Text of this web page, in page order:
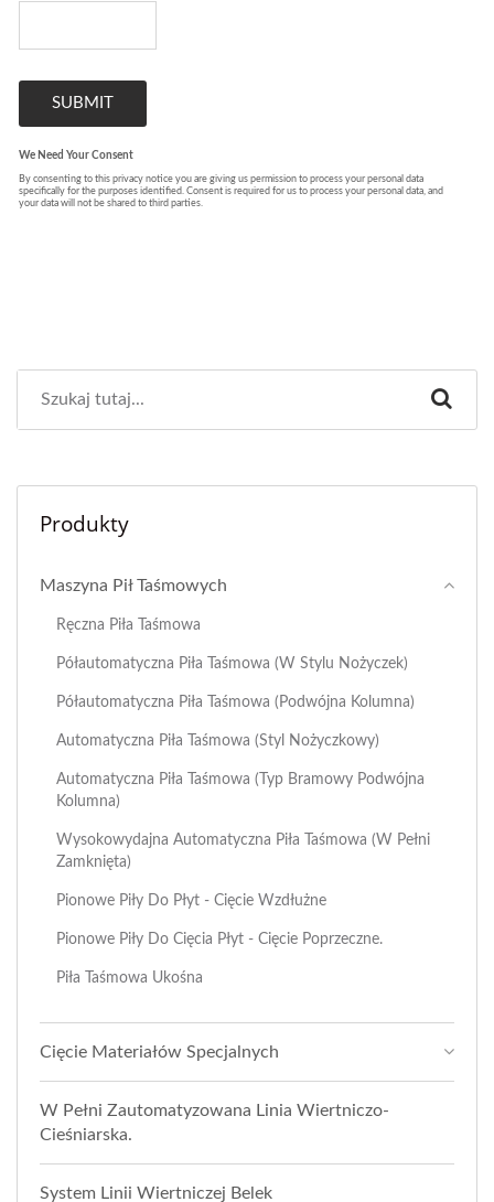
Produkty
Maszyna Pił Taśmowych
Ręczna Piła Taśmowa
Półautomatyczna Piła Taśmowa (w Stylu Nożyczek)
Półautomatyczna Piła Taśmowa (podwójna Kolumna)
Automatyczna Piła Taśmowa (styl Nożyczkowy)
Automatyczna Piła Taśmowa (typ Bramowy Podwójna
Kolumna)
Wysokowydajna Automatyczna Piła Taśmowa (w Pełni
Zamknięta)
Pionowe Piły Do Płyt - Cięcie Wzdłużne
Pionowe Piły Do Cięcia Płyt - Cięcie Poprzeczne.
Piła Taśmowa Ukośna
Cięcie Materiałów Specjalnych
W Pełni Zautomatyzowana Linia Wiertniczo-
Cieśniarska.
System Linii Wiertniczej Belek